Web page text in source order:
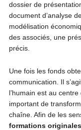
dossier de
document d’analyse
modélisation
des associés, une
précis.
Une fois les fonds
communication. Il
l’humain est au
important de
chaîne. Afin de les
formations originales